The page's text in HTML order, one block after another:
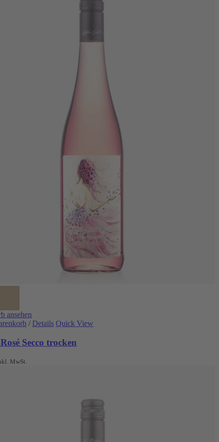
ansehen
/ Details Quick View
Secco trocken
MwSt.